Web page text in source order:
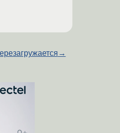
→